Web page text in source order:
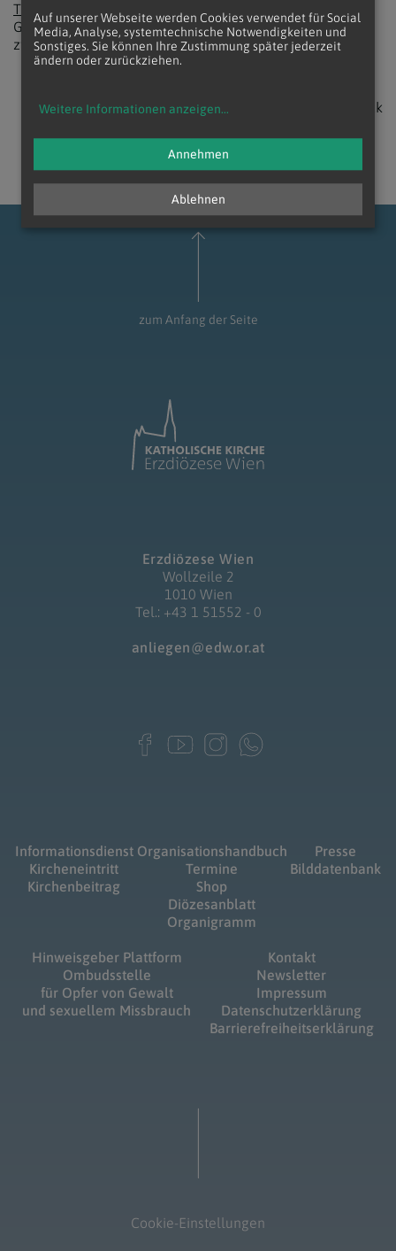
Team Österreich Tafel vom Bezirk Mistelbach
in der
Gewerbeschulgasse 2 nehmen die Spenden gerne
zwischen 14 und 16 Uhr entgegen.
zurück
zum Anfang der Seite
Erzdiözese Wien
Wollzeile 2
1010 Wien
Tel.: +43 1 51552 - 0
anliegen@edw.or.at
Informationsdienst
Kircheneintritt
Kirchenbeitrag
Organisationshandbuch
Termine
Shop
Diözesanblatt
Organigramm
Presse
Bilddatenbank
Hinweisgeber Plattform
Ombudsstelle
für Opfer von Gewalt
und sexuellem Missbrauch
Kontakt
Newsletter
Impressum
Datenschutzerklärung
Barrierefreiheitserklärung
Cookie-Einstellungen
Auf unserer Webseite werden Cookies verwendet für Social
Media, Analyse, systemtechnische Notwendigkeiten und
Sonstiges. Sie können Ihre Zustimmung später jederzeit
ändern oder zurückziehen.
Weitere Informationen anzeigen...
Ablehnen
Annehmen